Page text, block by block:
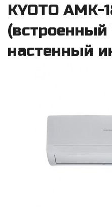
KYOTO AMK-
настенный